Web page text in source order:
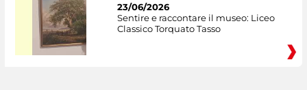
23/06/2026
Sentire e raccontare il museo: Liceo
Classico Torquato Tasso